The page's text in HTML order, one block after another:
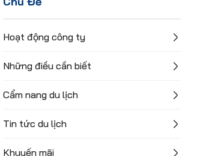
Hoạt động công ty
Những điều cần biết
Cẩm nang du lịch
Tin tức du lịch
Khuyến mãi